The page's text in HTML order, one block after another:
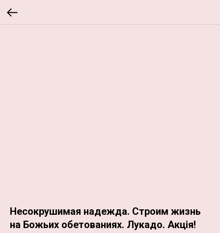
Несокрушимая надежда. Строим жизнь
на Божьих обетованиях. Лукадо. Акція!